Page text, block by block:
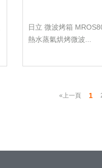
日立 微波烤箱
熱水蒸氣烘烤微波...
«上一頁 1